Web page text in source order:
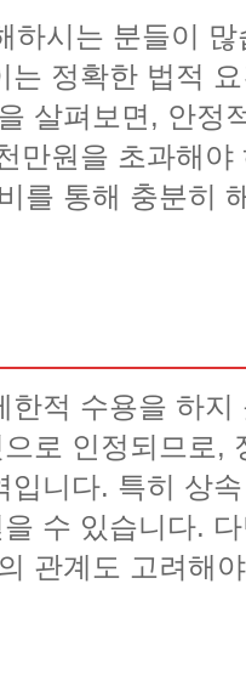
시는 분들이
정확한 법적
살펴보면, 안정
만원을 초과해야
를 통해 충분히
적 수용을 하지
로 인정되므로,
니다. 특히 상
수 있습니다.
관계도 고려해